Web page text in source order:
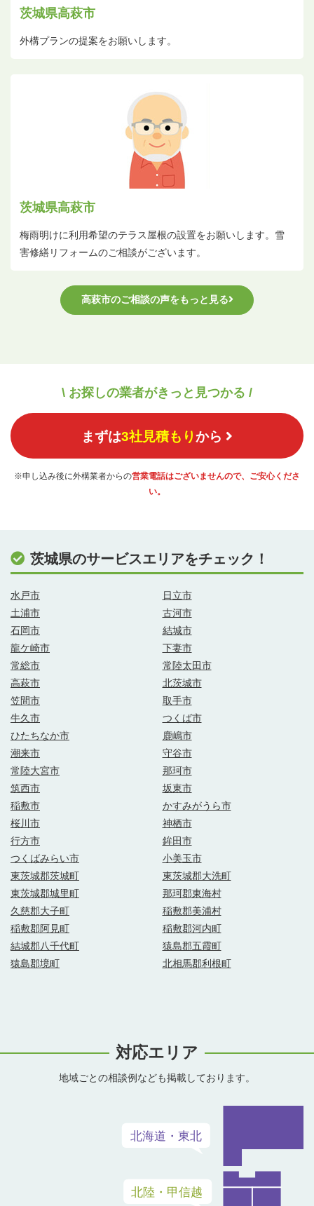
茨城県高萩市
外構プランの提案をお願いします。
茨城県高萩市
梅雨明けに利用希望のテラス屋根の設置をお願いします。雪
害修繕リフォームのご相談がございます。
高萩市のご相談の声をもっと見る
\ お探しの業者がきっと見つかる /
まずは3社見積もりから
※申し込み後に外構業者からの営業電話はございませんので、ご安心くださ
い。
茨城県のサービスエリアをチェック！
水戸市
日立市
土浦市
古河市
石岡市
結城市
龍ケ崎市
下妻市
常総市
常陸太田市
高萩市
北茨城市
笠間市
取手市
牛久市
つくば市
ひたちなか市
鹿嶋市
潮来市
守谷市
常陸大宮市
那珂市
筑西市
坂東市
稲敷市
かすみがうら市
桜川市
神栖市
行方市
鉾田市
つくばみらい市
小美玉市
東茨城郡茨城町
東茨城郡大洗町
東茨城郡城里町
那珂郡東海村
久慈郡大子町
稲敷郡美浦村
稲敷郡阿見町
稲敷郡河内町
結城郡八千代町
猿島郡五霞町
猿島郡境町
北相馬郡利根町
対応エリア
地域ごとの相談例なども掲載しております。